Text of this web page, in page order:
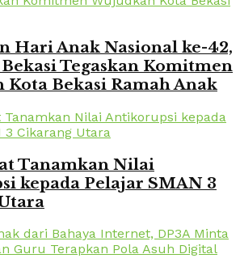
Hari Anak Nasional ke-42,
Tegaskan Komitmen
Bekasi Ramah Anak
Tanamkan Nilai
kepada Pelajar SMAN 3